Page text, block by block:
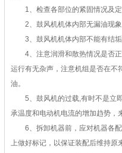
1、检查各部位的紧固情况及定
2、鼓风机机体内部无漏油现象
3、鼓风机机体内部不能有结垢
4、注意润滑和散热情况是否正
运行有无杂声，注意机组是否在不
油。
5、鼓风机的过载,有时不是立即
承温度和电动机电流的增加趋势，
6、拆卸机器前，应对机器各配
上做好标记，以保证装配后维持原